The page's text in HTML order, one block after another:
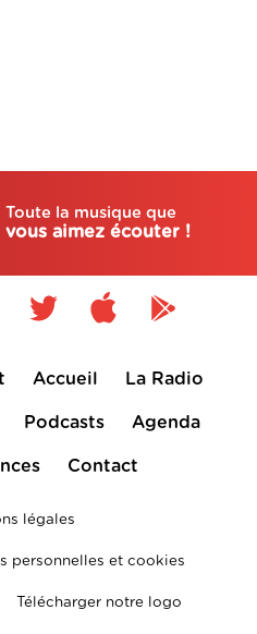
Toute la musique que
vous aimez écouter !
Accueil La Radio
Podcasts Agenda
Contact
légales
personnelles et cookies
Télécharger notre logo